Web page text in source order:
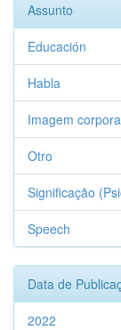
Assunto
Educación
Habla
Imagem
Otro
Significação
Speech
Data de
2022